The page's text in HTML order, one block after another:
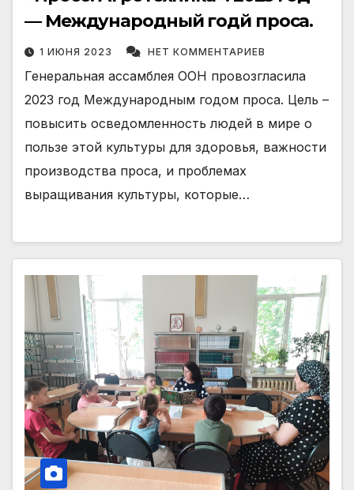
— Международный годй проса.
1 ИЮНЯ 2023 НЕТ КОММЕНТАРИЕВ
Генеральная ассамблея ООН провозгласила
2023 год Международным годом проса. Цель –
повысить осведомленность людей в мире о
пользе этой культуры для здоровья, важности
производства проса, и проблемах
выращивания культуры, которые…